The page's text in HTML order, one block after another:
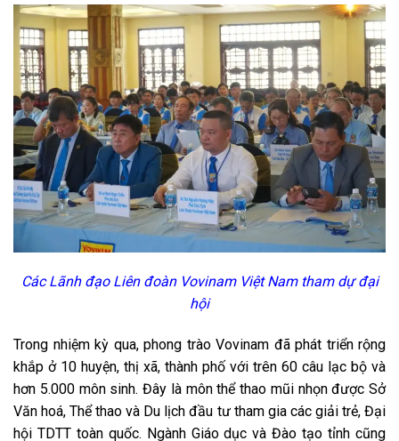
Các Lãnh đạo Liên đoàn Vovinam Việt Nam tham dự đại
hội
Trong nhiệm kỳ qua, phong trào Vovinam đã phát triển rộng
khắp ở 10 huyện, thị xã, thành phố với trên 60 câu lạc bộ và
hơn 5.000 môn sinh. Đây là môn thể thao mũi nhọn được Sở
Văn hoá, Thể thao và Du lịch đầu tư tham gia các giải trẻ, Đại
hội TDTT toàn quốc. Ngành Giáo dục và Đào tạo tỉnh cũng